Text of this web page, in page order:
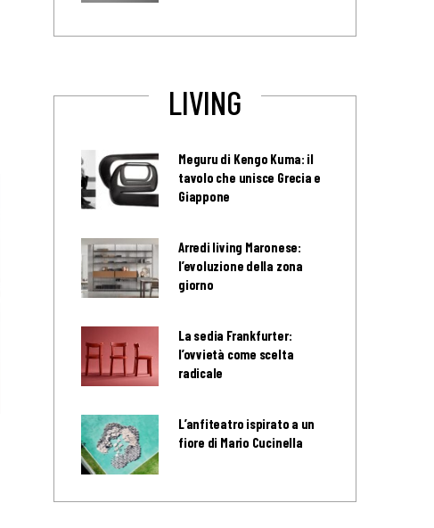
LIVING
Meguru di Kengo Kuma: il
tavolo che unisce Grecia e
Giappone
Arredi living Maronese:
l’evoluzione della zona
giorno
La sedia Frankfurter:
l’ovvietà come scelta
radicale
L’anfiteatro ispirato a un
fiore di Mario Cucinella